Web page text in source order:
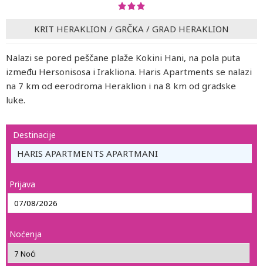
KRIT HERAKLION / GRČKA / GRAD HERAKLION
Nalazi se pored peščane plaže Kokini Hani, na pola puta
između Hersonisosa i Irakliona. Haris Apartments se nalazi
na 7 km od eerodroma Heraklion i na 8 km od gradske
luke.
Destinacije
HARIS APARTMENTS APARTMANI
Prijava
Noćenja